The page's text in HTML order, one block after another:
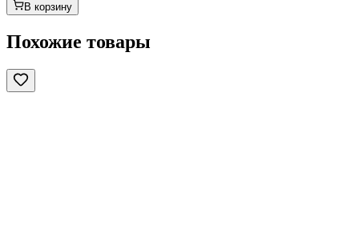
В корзину
Похожие товары